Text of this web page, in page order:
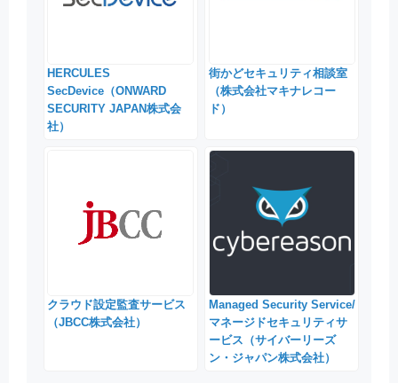
HERCULES
SecDevice（ONWARD
SECURITY JAPAN株式会
社）
街かどセキュリティ相談室
（株式会社マキナレコー
ド）
クラウド設定監査サービス
（JBCC株式会社）
Managed Security Service/
マネージドセキュリティサ
ービス（サイバーリーズ
ン・ジャパン株式会社）